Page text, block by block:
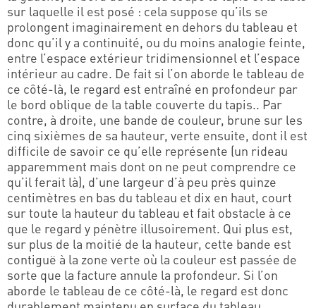
sur laquelle il est posé : cela suppose qu’ils se
prolongent imaginairement en dehors du tableau et
donc qu’il y a continuité, ou du moins analogie feinte,
entre l’espace extérieur tridimensionnel et l’espace
intérieur au cadre. De fait si l’on aborde le tableau de
ce côté-là, le regard est entraîné en profondeur par
le bord oblique de la table couverte du tapis.. Par
contre, à droite, une bande de couleur, brune sur les
cinq sixièmes de sa hauteur, verte ensuite, dont il est
difficile de savoir ce qu’elle représente (un rideau
apparemment mais dont on ne peut comprendre ce
qu’il ferait là), d’une largeur d’à peu près quinze
centimètres en bas du tableau et dix en haut, court
sur toute la hauteur du tableau et fait obstacle à ce
que le regard y pénètre illusoirement. Qui plus est,
sur plus de la moitié de la hauteur, cette bande est
contiguë à la zone verte où la couleur est passée de
sorte que la facture annule la profondeur. Si l’on
aborde le tableau de ce côté-là, le regard est donc